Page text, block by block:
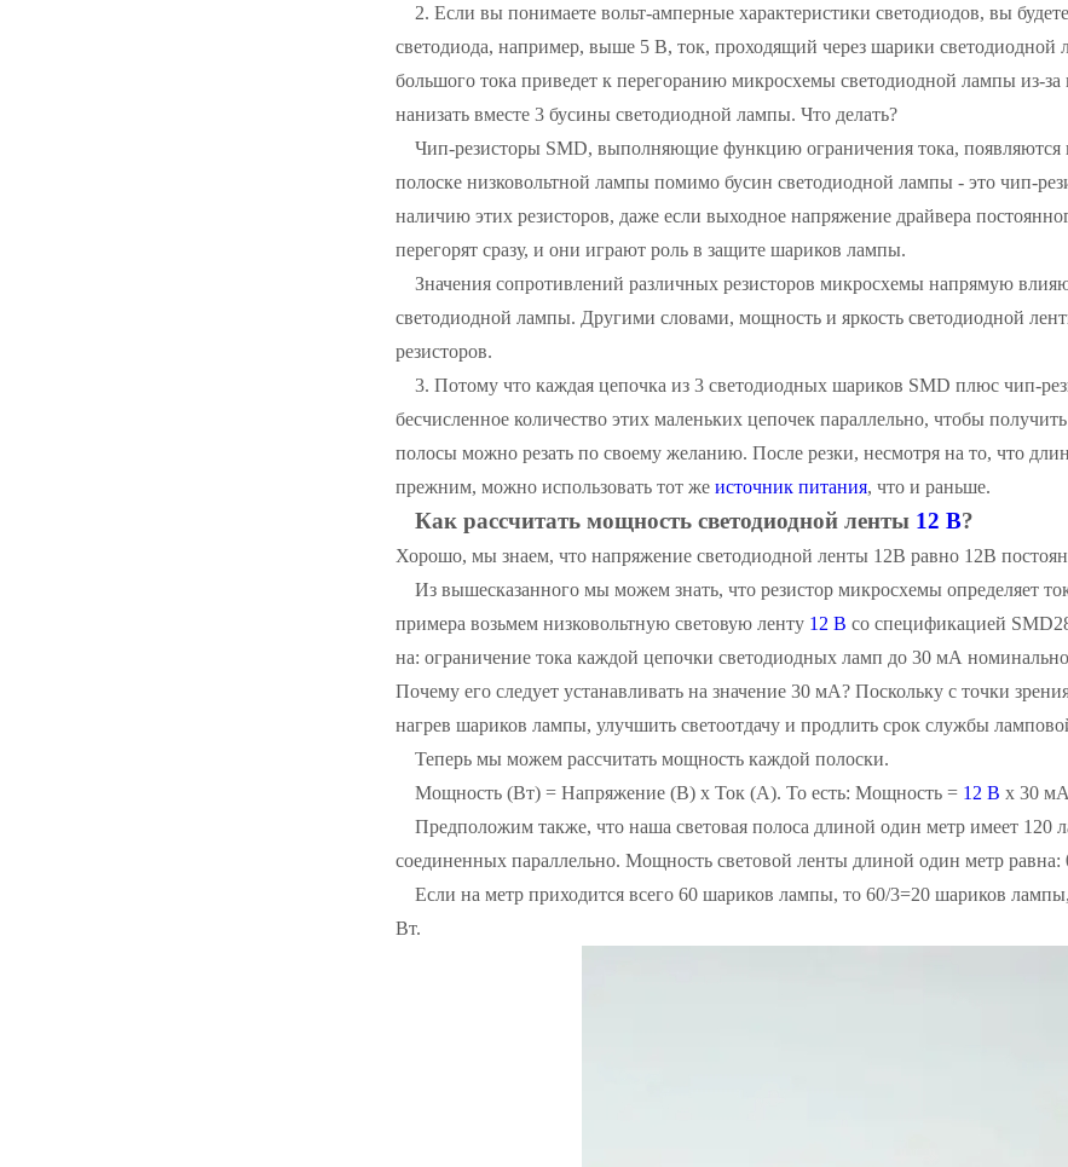
2. Если вы понимаете вольт-амперные характеристики светодиодов, вы
светодиода, например, выше 5 В, ток, проходящий через шарики
большого тока приведет к перегоранию микросхемы светодиодной лампы
нанизать вместе 3 бусины светодиодной лампы. Что делать?
Чип-резисторы SMD, выполняющие функцию ограничения тока, появляются
полоске низковольтной лампы помимо бусин светодиодной лампы - это чип-
наличию этих резисторов, даже если выходное напряжение драйвера
перегорят сразу, и они играют роль в защите шариков лампы.
Значения сопротивлений различных резисторов микросхемы напрямую
светодиодной лампы. Другими словами, мощность и яркость светодиодной
резисторов.
3. Потому что каждая цепочка из 3 светодиодных шариков SMD плюс чип-
бесчисленное количество этих маленьких цепочек параллельно, чтобы
полосы можно резать по своему желанию. После резки, несмотря на то, что
прежним, можно использовать тот же источник питания, что и раньше.
Как рассчитать мощность светодиодной ленты 12 В?
Хорошо, мы знаем, что напряжение светодиодной ленты 12В равно 12В
Из вышесказанного мы можем знать, что резистор микросхемы определяет
примера возьмем низковольтную световую ленту 12 В со спецификацией
на: ограничение тока каждой цепочки светодиодных ламп до 30 мА
Почему его следует устанавливать на значение 30 мА? Поскольку с точки
нагрев шариков лампы, улучшить светоотдачу и продлить срок службы
Теперь мы можем рассчитать мощность каждой полоски.
Мощность (Вт) = Напряжение (В) x Ток (А). То есть: Мощность = 12 В x 30
Предположим также, что наша световая полоса длиной один метр имеет 120
соединенных параллельно. Мощность световой ленты длиной один метр равна:
Если на метр приходится всего 60 шариков лампы, то 60/3=20 шариков
Вт.